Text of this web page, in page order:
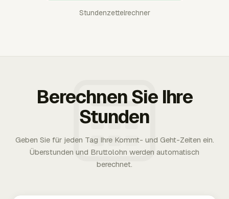
Stundenzettelrechner
Berechnen Sie Ihre
Stunden
Geben Sie für jeden Tag Ihre Kommt- und Geht-Zeiten ein.
Überstunden und Bruttolohn werden automatisch
berechnet.